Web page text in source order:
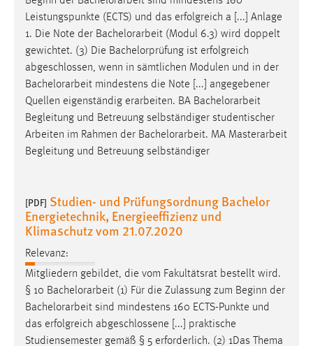
Leistungspunkte (ECTS) und das erfolgreich a [...] Anlage
1. Die Note der Bachelorarbeit (Modul 6.3) wird doppelt
gewichtet. (3) Die Bachelorprüfung ist erfolgreich
abgeschlossen, wenn in sämtlichen Modulen und in der
Bachelorarbeit mindestens die Note [...] angegebener
Quellen eigenständig erarbeiten. BA Bachelorarbeit
Begleitung und Betreuung selbständiger studentischer
Arbeiten im Rahmen der Bachelorarbeit. MA Masterarbeit
Begleitung und Betreuung selbständiger
[PDF] Studien- und Prüfungsordnung Bachelor
Energietechnik, Energieeffizienz und
Klimaschutz vom 21.07.2020
Relevanz:
Mitgliedern gebildet, die vom Fakultätsrat bestellt wird.
§ 10 Bachelorarbeit (1) Für die Zulassung zum Beginn der
Bachelorarbeit sind mindestens 160 ECTS-Punkte und
das erfolgreich abgeschlossene [...] praktische
Studiensemester gemäß § 5 erforderlich. (2) 1Das Thema